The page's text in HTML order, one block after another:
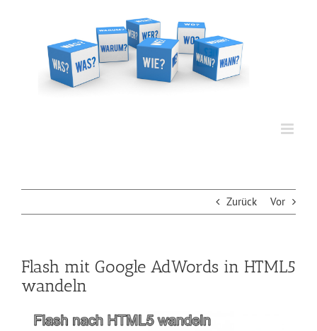
Zurück Vor
Flash mit Google AdWords in HTML5
wandeln